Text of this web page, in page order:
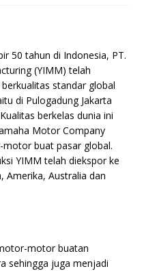
50 tahun di Indonesia, PT.
(YIMM) telah
standar global
di Pulogadung Jakarta
berkelas dunia ini
Motor Company
buat pasar global.
YIMM telah diekspor ke
Amerika, Australia dan
motor buatan
sehingga juga menjadi